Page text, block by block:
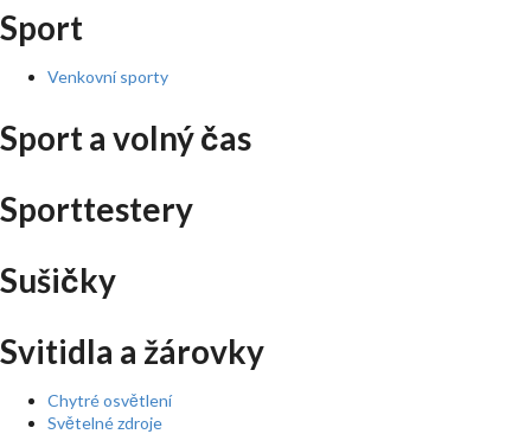
Sport
Venkovní sporty
Sport a volný čas
Sporttestery
Sušičky
Svitidla a žárovky
Chytré osvětlení
Světelné zdroje